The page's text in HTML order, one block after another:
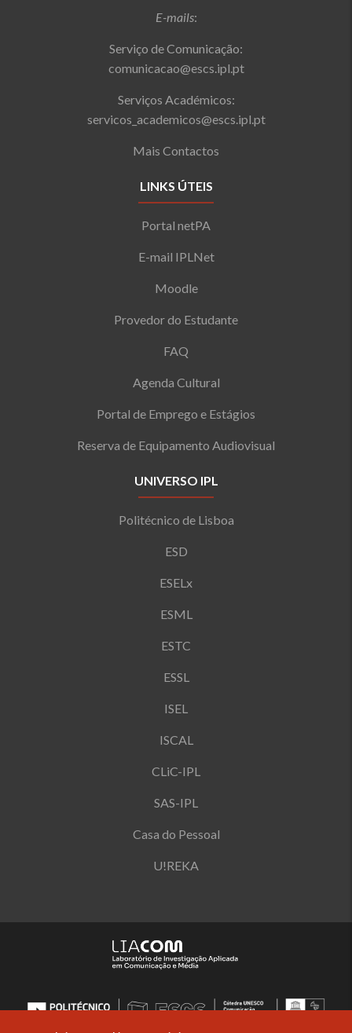
E-mails:
Serviço de Comunicação:
comunicacao@escs.ipl.pt
Serviços Académicos:
servicos_academicos@escs.ipl.pt
Mais Contactos
LINKS ÚTEIS
Portal netPA
E-mail IPLNet
Moodle
Provedor do Estudante
FAQ
Agenda Cultural
Portal de Emprego e Estágios
Reserva de Equipamento Audiovisual
UNIVERSO IPL
Politécnico de Lisboa
ESD
ESELx
ESML
ESTC
ESSL
ISEL
ISCAL
CLiC-IPL
SAS-IPL
Casa do Pessoal
U!REKA